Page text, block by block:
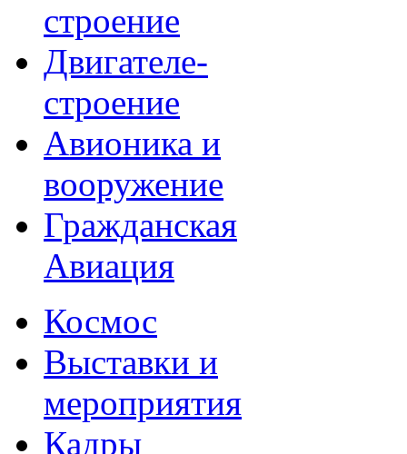
строение
Двигателе-
строение
Авионика и
вооружение
Гражданская
Авиация
Космос
Выставки и
мероприятия
Кадры